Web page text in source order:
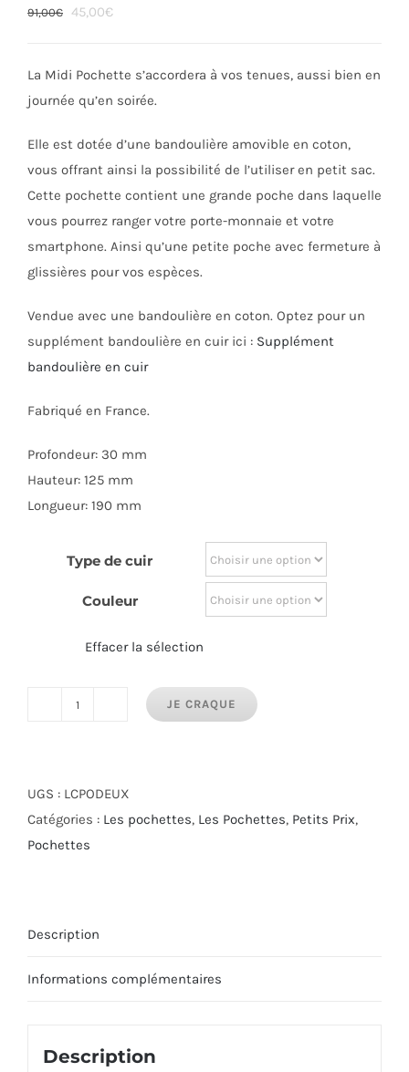
91,00€
Le
91,00€.
45,00€Le
La Midi Pochette s’accordera à vos tenues, aussi bien en
journée qu’en soirée.
Elle est dotée d’une bandoulière amovible en coton,
vous offrant ainsi la possibilité de l’utiliser en petit sac.
Cette pochette contient une grande poche dans laquelle
vous pourrez ranger votre porte-monnaie et votre
smartphone. Ainsi qu’une petite poche avec fermeture à
glissières pour vos espèces.
Vendue avec une bandoulière en coton. Optez pour un
supplément bandoulière en cuir ici : Supplément
bandoulière en cuir
Fabriqué en France.
Profondeur: 30 mm
Hauteur: 125 mm
Longueur: 190 mm
Type de cuir
Couleur
Effacer la sélection
Pochette
JE CRAQUE
UGS : LCPODEUX
Catégories : Les pochettes, Les Pochettes, Petits Prix,
Pochettes
Description
Informations complémentaires
Description